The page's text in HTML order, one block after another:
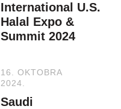
International U.S.
Halal Expo &
Summit 2024
16. OKTOBRA
2024.
Saudi